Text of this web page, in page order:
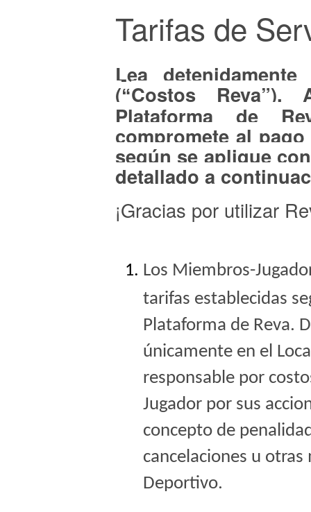
Tarifas de
Lea
(“Costos Reva”),
Plataforma de
compromete al
según se aplique
detallado a
¡Gracias por utilizar
Los Miembros-
tarifas establecidas
Plataforma de Reva.
únicamente en el
responsable por
Jugador por sus
concepto de
cancelaciones u
Deportivo.